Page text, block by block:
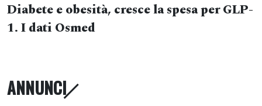
Diabete e obesità, cresce la spesa per GLP-
1. I dati Osmed
ANNUNCI